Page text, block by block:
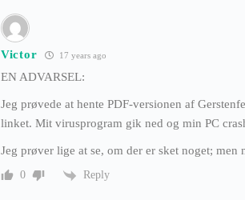
Victor 17 years ago
EN ADVARSEL:
Jeg prøvede at hente PDF-versionen af
linket. Mit virusprogram gik ned og min PC
Jeg prøver lige at se, om der er sket noget; men
0 Reply